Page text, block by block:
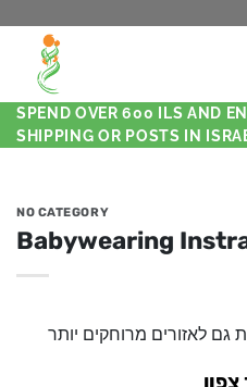
SPEND OVER 600 ILS AND
SHIPPING OR POSTS IN
NO CATEGORY
Babywearing
גם לאזורים מרוחקים יותר